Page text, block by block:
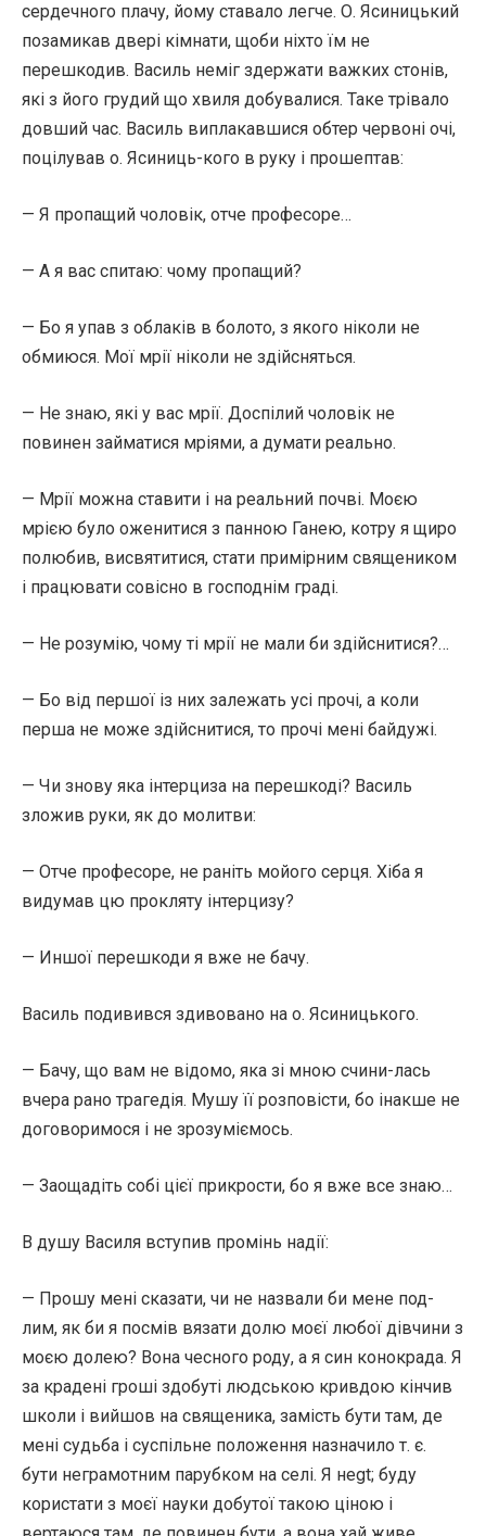
сердечного плачу, йому ставало легче. О. Ясиницький
позамикав двері кімнати, щоби ніхто їм не
перешкодив. Василь неміг здержати важких стонів,
які з його грудий що хвиля добувалися. Таке трівало
довший час. Василь виплакавшися обтер червоні очі,
поцілував о. Ясиниць-кого в руку і прошептав:
— Я пропащий чоловік, отче професоре…
— А я вас спитаю: чому пропащий?
— Бо я упав з облаків в болото, з якого ніколи не
обмиюся. Мої мрії ніколи не здійсняться.
— Не знаю, які у вас мрії. Доспілий чоловік не
повинен займатися мріями, а думати реально.
— Мрії можна ставити і на реальний почві. Моєю
мрією було оженитися з панною Ганею, котру я щиро
полюбив, висвятитися, стати примірним священиком
і працювати совісно в господнім граді.
— Не розумію, чому ті мрії не мали би здійснитися?…
— Бо від першої із них залежать усі прочі, а коли
перша не може здійснитися, то прочі мені байдужі.
— Чи знову яка інтерциза на перешкоді? Василь
зложив руки, як до молитви:
— Отче професоре, не раніть мойого серця. Хіба я
видумав цю прокляту інтерцизу?
— Иншої перешкоди я вже не бачу.
Василь подивився здивовано на о. Ясиницького.
— Бачу, що вам не відомо, яка зі мною счини-лась
вчера рано трагедія. Мушу її розповісти, бо інакше не
договоримося і не зрозуміємось.
— Заощадіть собі цієї прикрости, бо я вже все знаю…
В душу Василя вступив промінь надії:
— Прошу мені сказати, чи не назвали би мене под-
лим, як би я посмів вязати долю моєї любої дівчини з
моєю долею? Вона чесного роду, а я син конокрада. Я
за крадені гроші здобуті людською кривдою кінчив
школи і вийшов на священика, замість бути там, де
мені судьба і суспільне положення назначило т. є.
бути неграмотним парубком на селі. Я неgt; буду
користати з моєї науки добутої такою ціною і